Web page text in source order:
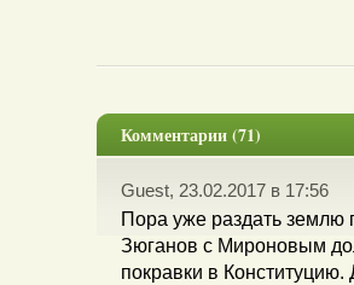
Комментарии (71)
Guest, 23.02.2017 в 17:56
Пора уже раздать землю
Зюганов с Мироновым
покравки в